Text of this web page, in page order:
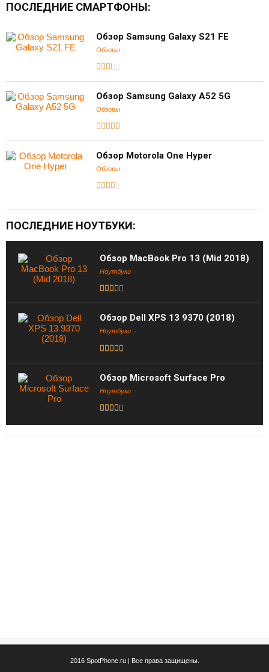
ПОСЛЕДНИЕ СМАРТФОНЫ:
Обзор Samsung Galaxy S21 FE
Обзоры
Обзор Samsung Galaxy A52 5G
Обзоры
Обзор Motorola One Hyper
Обзоры
ПОСЛЕДНИЕ НОУТБУКИ:
Обзор MacBook Pro 13 (Mid 2018)
Ноутбуки
Обзор Dell XPS 13 9370 (2018)
Ноутбуки
Обзор Microsoft Surface Pro
Ноутбуки
2016 SpotPhone.ru | Все права защищены.